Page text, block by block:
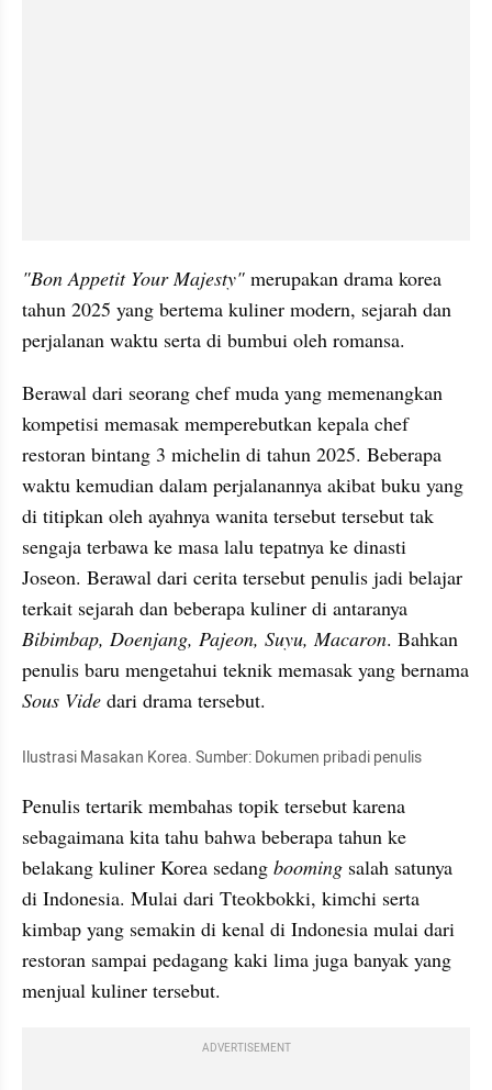
"Bon Appetit Your Majesty" merupakan drama korea
tahun 2025 yang bertema kuliner modern, sejarah dan
perjalanan waktu serta di bumbui oleh romansa.
Berawal dari seorang chef muda yang memenangkan
kompetisi memasak memperebutkan kepala chef
restoran bintang 3 michelin di tahun 2025. Beberapa
waktu kemudian dalam perjalanannya akibat buku yang
di titipkan oleh ayahnya wanita tersebut tersebut tak
sengaja terbawa ke masa lalu tepatnya ke dinasti
Joseon. Berawal dari cerita tersebut penulis jadi belajar
Bibimbap, Doenjang, Pajeon, Suyu, Macaron. Bahkan
Sous Vide dari drama tersebut.
Ilustrasi Masakan Korea. Sumber: Dokumen pribadi penulis
Penulis tertarik membahas topik tersebut karena
sebagaimana kita tahu bahwa beberapa tahun ke
belakang kuliner Korea sedang booming salah satunya
di Indonesia. Mulai dari Tteokbokki, kimchi serta
kimbap yang semakin di kenal di Indonesia mulai dari
restoran sampai pedagang kaki lima juga banyak yang
menjual kuliner tersebut.
ADVERTISEMENT